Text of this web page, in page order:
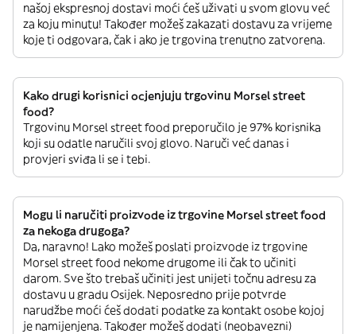
našoj ekspresnoj dostavi moći ćeš uživati u svom glovu već
za koju minutu! Također možeš zakazati dostavu za vrijeme
koje ti odgovara, čak i ako je trgovina trenutno zatvorena.
Kako drugi korisnici ocjenjuju trgovinu Morsel street
food?
Trgovinu Morsel street food preporučilo je 97% korisnika
koji su odatle naručili svoj glovo. Naruči već danas i
provjeri sviđa li se i tebi.
Mogu li naručiti proizvode iz trgovine Morsel street food
za nekoga drugoga?
Da, naravno! Lako možeš poslati proizvode iz trgovine
Morsel street food nekome drugome ili čak to učiniti
darom. Sve što trebaš učiniti jest unijeti točnu adresu za
dostavu u gradu Osijek. Neposredno prije potvrde
narudžbe moći ćeš dodati podatke za kontakt osobe kojoj
je namijenjena. Također možeš dodati (neobavezni)